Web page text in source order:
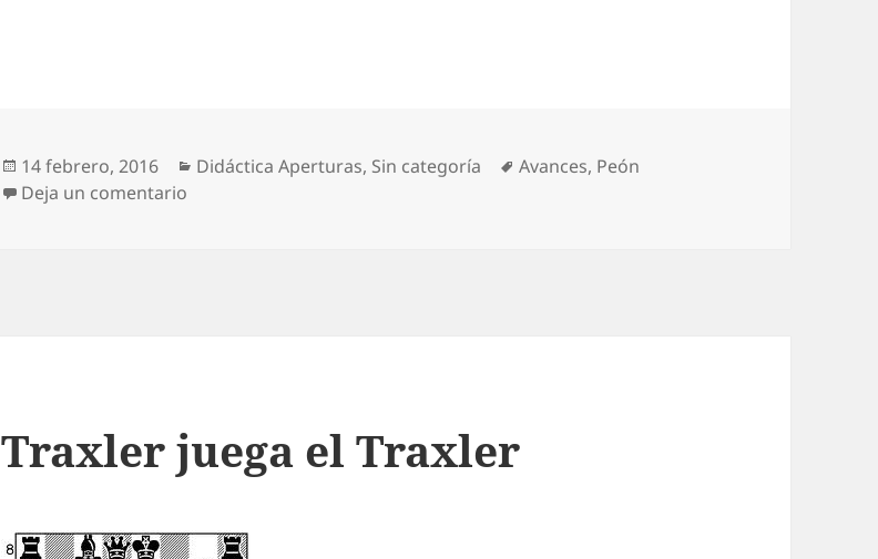
Publicado
el
14 febrero, 2016 Categorías
Didáctica Aperturas, Sin categoría Etiquetas
Avances, Peón
Deja un comentario
Traxler juega el Traxler